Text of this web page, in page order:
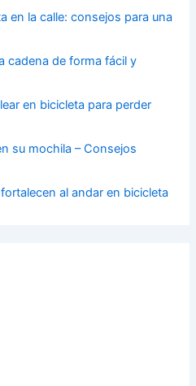
en la calle: consejos para una
cadena de forma fácil y
en bicicleta para perder
su mochila – Consejos
al andar en bicicleta